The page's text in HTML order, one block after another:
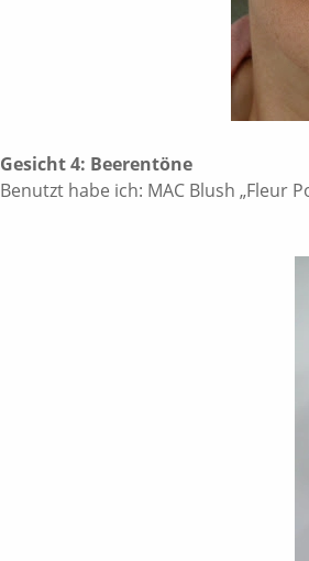
Gesicht 4: Beerentöne
Benutzt habe ich: MAC Blush „Fleur